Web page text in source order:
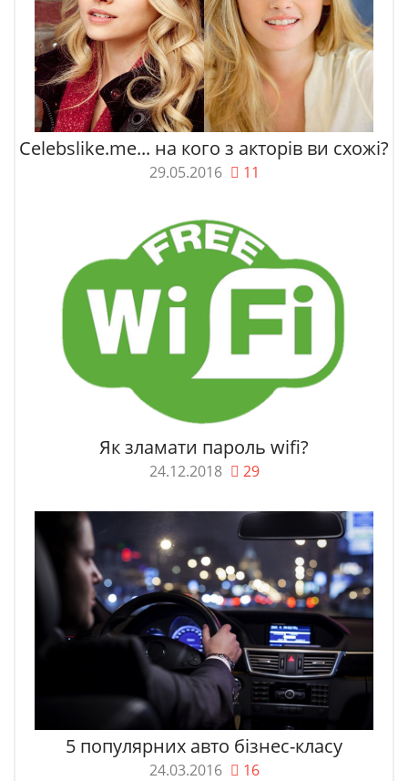
Celebslike.me... на кого з акторів ви схожі?
29.05.2016 11
Як зламати пароль wifi?
24.12.2018 29
5 популярних авто бізнес-класу
24.03.2016 16